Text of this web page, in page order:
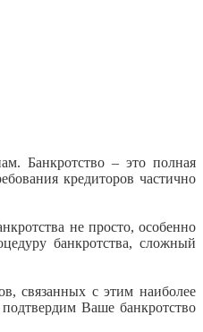
Банкротство – это полная
кредиторов частично
не просто, особенно
банкротства, сложный
связанных с этим наиболее
Ваше банкротство